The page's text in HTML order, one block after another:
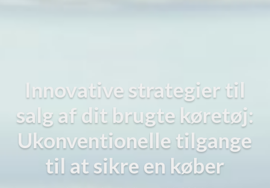
Innovative strategier til
salg af dit brugte køretøj:
Ukonventionelle tilgange
til at sikre en køber